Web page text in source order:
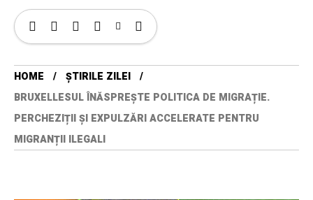
HOME
ȘTIRILE ZILEI
BRUXELLESUL ÎNĂSPREȘTE POLITICA DE MIGRAȚIE.
PERCHEZIȚII ȘI EXPULZĂRI ACCELERATE PENTRU
MIGRANȚII ILEGALI